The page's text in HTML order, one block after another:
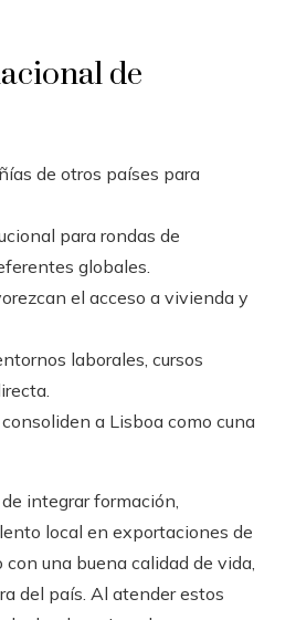
de
de otros países para
para rondas de
globales.
el acceso a vivienda y
laborales, cursos
a Lisboa como cuna
integrar formación,
local en exportaciones de
una buena calidad de vida,
del país. Al atender estos